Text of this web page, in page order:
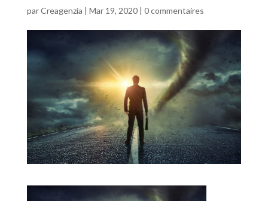
parCreagenzia | Mar 19, 2020| 0 commentaires